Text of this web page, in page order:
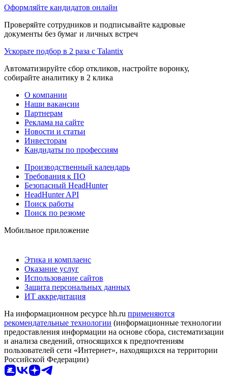
Оформляйте кандидатов онлайн
Проверяйте сотрудников и подписывайте кадровые
документы без бумаг и личных встреч
Ускорьте подбор в 2 раза с Talantix
Автоматизируйте сбор откликов, настройте воронку,
собирайте аналитику в 2 клика
О компании
Наши вакансии
Партнерам
Реклама на сайте
Новости и статьи
Инвесторам
Кандидаты по профессиям
Производственный календарь
Требования к ПО
Безопасный HeadHunter
HeadHunter API
Поиск работы
Поиск по резюме
Мобильное приложение
Этика и комплаенс
Оказание услуг
Использование сайтов
Защита персональных данных
ИТ аккредитация
На информационном ресурсе hh.ru применяются
рекомендательные технологии (информационные технологии
предоставления информации на основе сбора, систематизации
и анализа сведений, относящихся к предпочтениям
пользователей сети «Интернет», находящихся на территории
Российской Федерации)